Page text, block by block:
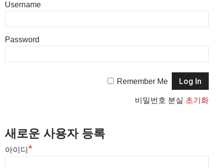
Username
Password
Remember Me
비밀번호 분실 초기화
새로운 사용자 등록
아이디 *